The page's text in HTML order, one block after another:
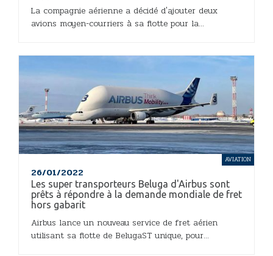
La compagnie aérienne a décidé d'ajouter deux
avions moyen-courriers à sa flotte pour la...
26/01/2022
Les super transporteurs Beluga d'Airbus sont
prêts à répondre à la demande mondiale de fret
hors gabarit
Airbus lance un nouveau service de fret aérien
utilisant sa flotte de BelugaST unique, pour...
AVIATION